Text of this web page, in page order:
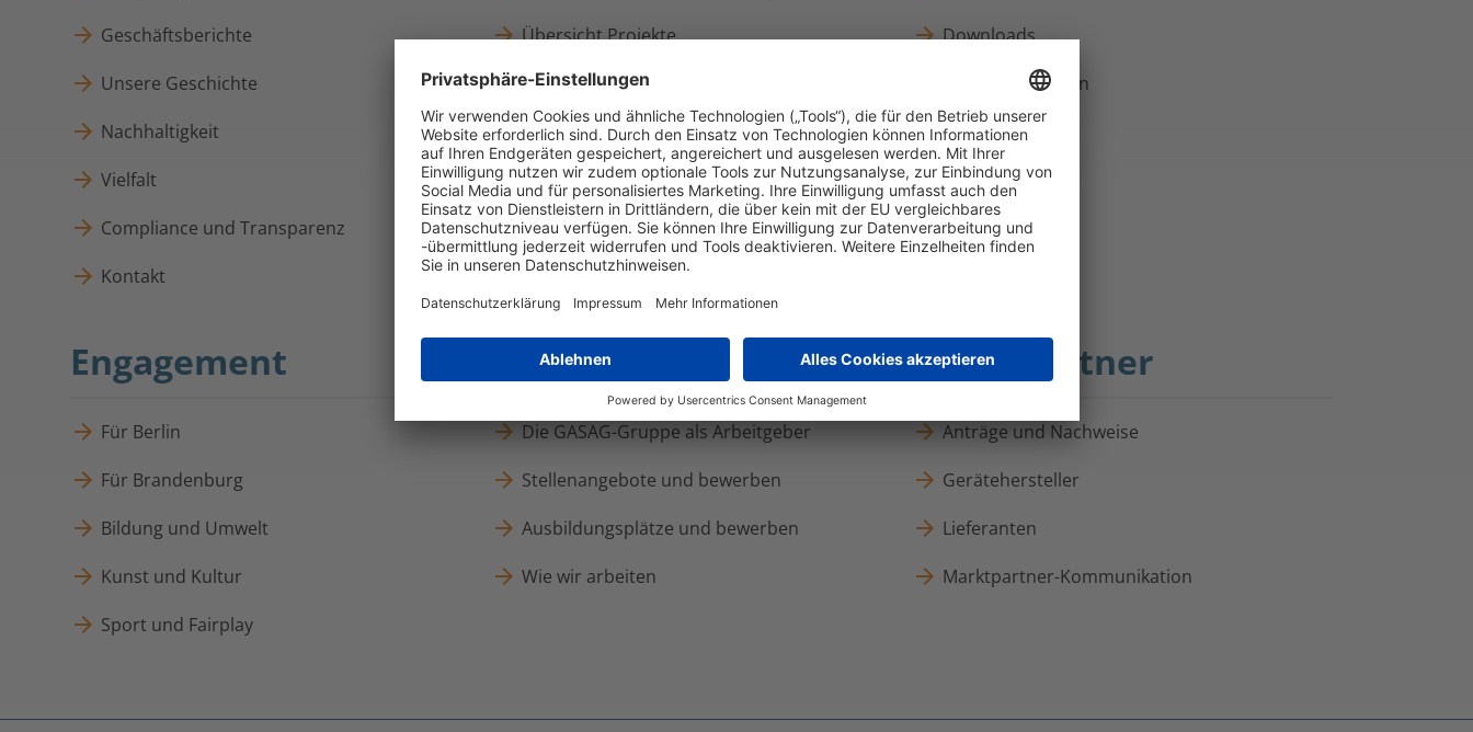
Geschäftsberichte
Unsere Geschichte
Nachhaltigkeit
Vielfalt
Compliance und Transparenz
Kontakt
Übersicht Projekte
Quartierslösungen
Eco-Mobilität
Energiedörfer Brandenburg
Downloads
Corporate Design
GASAG-Blog
Newsletter
Engagement
Für Berlin
Für Brandenburg
Bildung und Umwelt
Kunst und Kultur
Sport und Fairplay
Karriere
Die GASAG-Gruppe als Arbeitgeber
Stellenangebote und bewerben
Ausbildungsplätze und bewerben
Wie wir arbeiten
Marktpartner
Anträge und Nachweise
Gerätehersteller
Lieferanten
Marktpartner-Kommunikation